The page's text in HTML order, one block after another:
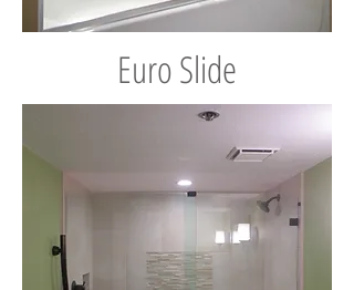
Euro Slide